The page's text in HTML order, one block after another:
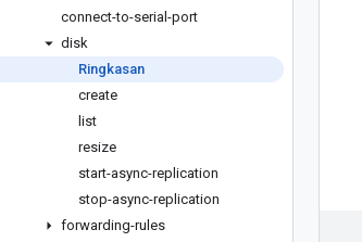
connect-to-serial-port
disk
Ringkasan
create
list
resize
start-async-replication
stop-async-replication
forwarding-rules